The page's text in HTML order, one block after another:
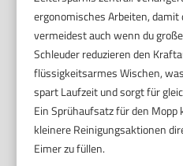
ergonomisches Arbeiten, damit
vermeidest auch wenn du
Schleuder reduzieren den
flüssigkeitsarmes Wischen,
spart Laufzeit und sorgt für
Ein Sprühaufsatz für den
kleinere Reinigungsaktionen
Eimer zu füllen.